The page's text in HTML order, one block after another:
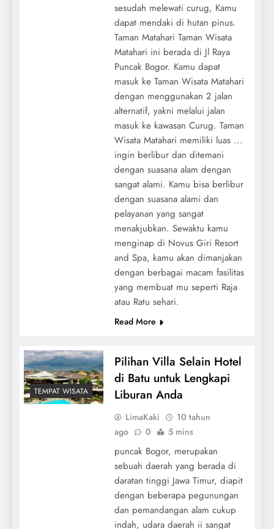
sesudah melewati curug, Kamu
dapat mendaki di hutan pinus.
Taman Matahari Taman Wisata
Matahari ini berada di Jl Raya
Puncak Bogor. Kamu dapat
masuk ke Taman Wisata Matahari
dengan menggunakan 2 jalan
alternatif, yakni melalui jalan
masuk ke kawasan Curug. Taman
Wisata Matahari memiliki luas ...
ingin berlibur dan ditemani
dengan suasana alam dengan
sangat alami. Kamu bisa berlibur
dengan suasana alami dan
pelayanan yang sangat
menakjubkan. Sewaktu kamu
menginap di Novus Giri Resort
and Spa, kamu akan dimanjakan
dengan berbagai macam fasilitas
yang membuat mu seperti Raja
atau Ratu sehari.
Read More
TEMPAT WISATA
Pilihan Villa Selain Hotel
di Batu untuk Lengkapi
Liburan Anda
LimaKaki
10 tahun
ago
0 5 mins
puncak Bogor, merupakan
sebuah daerah yang berada di
daratan tinggi Jawa Timur, diapit
dengan beberapa pegunungan
dan pemandangan alam cukup
indah, udara daerah ii sangat